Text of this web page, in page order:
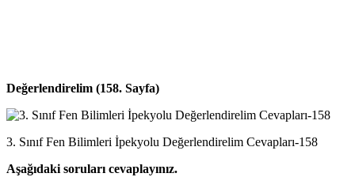
Değerlendirelim (158. Sayfa)
3. Sınıf Fen Bilimleri İpekyolu Değerlendirelim Cevapları-158
Aşağıdaki soruları cevaplayınız.